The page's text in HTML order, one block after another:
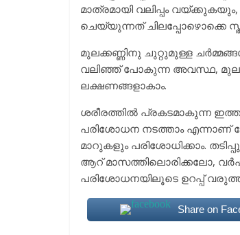
മാത്രമായി വലിപ്പം
ചെയ്യുന്നത് ചിലപ്പോഴൊക്കെ
മുലക്കണ്ണിനു ചുറ്റുമുള്ള
വലിഞ്ഞ് പോകുന്ന അവസ്ഥ,
ലക്ഷണങ്ങളാകാം.
ശരീരത്തില്‍ പ്രകടമാകുന്ന
പരിശോധന നടത്താം എന്നാണ്
മാറുകളും പരിശോധിക്കാം.
ആറ് മാസത്തിലൊരിക്കലോ,
പരിശോധനയിലൂടെ ഉറപ്പ്
Share on